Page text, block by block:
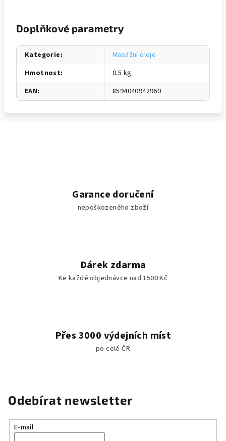
Doplňkové parametry
Kategorie:
Masážní oleje
Hmotnost:
0.5 kg
EAN: 8594040942960
Garance doručení
nepoškozeného zboží
Dárek zdarma
Ke každé objednávce nad 1500 Kč
Přes 3000 výdejních míst
po celé ČR
Odebírat newsletter
E-mail